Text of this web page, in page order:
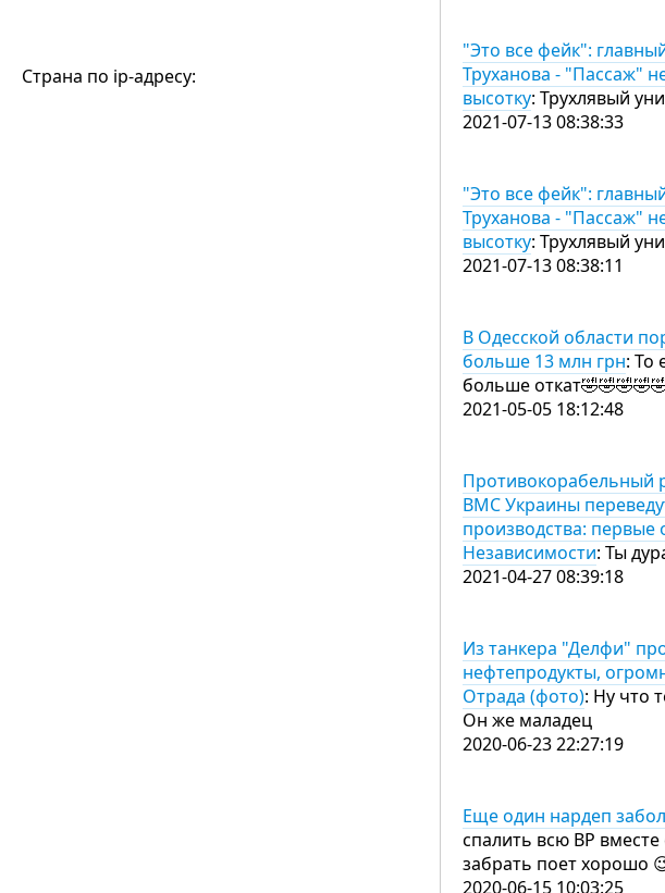
Страна по ip-адресу:
"Это все фейк":
Труханова - "Пассаж"
высотку: Трухлявый
2021-07-13 08:38:33
"Это все фейк":
Труханова - "Пассаж"
высотку: Трухлявый
2021-07-13 08:38:11
В Одесской области
больше 13 млн грн: То
больше
2021-05-05 18:12:48
Противокорабельный
ВМС Украины
производства: первые
Независимости: Ты
2021-04-27 08:39:18
Из танкера "Делфи"
нефтепродукты,
Отрада (фото): Ну что
Он же маладец
2020-06-23 22:27:19
Еще один нардеп
спалить всю ВР вместе
забрать поет хорошо
2020-06-15 10:03:25